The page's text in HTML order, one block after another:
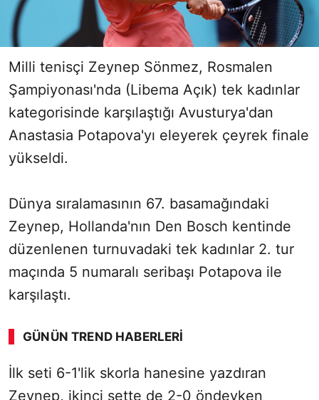
Milli tenisçi Zeynep Sönmez, Rosmalen
Şampiyonası'nda (Libema Açık) tek kadınlar
kategorisinde karşılaştığı Avusturya'dan
Anastasia Potapova'yı eleyerek çeyrek finale
yükseldi.
Dünya sıralamasının 67. basamağındaki
Zeynep, Hollanda'nın Den Bosch kentinde
düzenlenen turnuvadaki tek kadınlar 2. tur
maçında 5 numaralı seribaşı Potapova ile
karşılaştı.
GÜNÜN TREND HABERLERI
İlk seti 6-1'lik skorla hanesine yazdıran
Zeynep, ikinci sette de 2-0 öndeyken